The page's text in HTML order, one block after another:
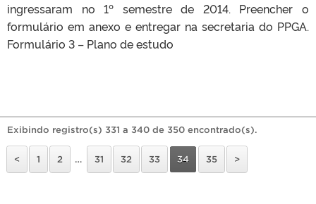
ingressaram no 1º semestre de 2014. Preencher o
formulário em anexo e entregar na secretaria do PPGA.
Formulário 3 – Plano de estudo
Exibindo registro(s) 331 a 340 de 350 encontrado(s).
< 1 2 … 31 32 33 34 35 >